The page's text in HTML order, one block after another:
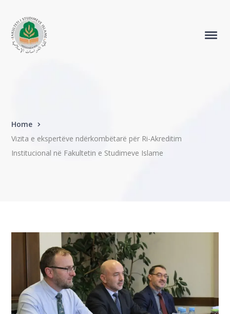
Home
Vizita e ekspertëve ndërkombëtarë për Ri-Akreditim
Institucional në Fakultetin e Studimeve Islame